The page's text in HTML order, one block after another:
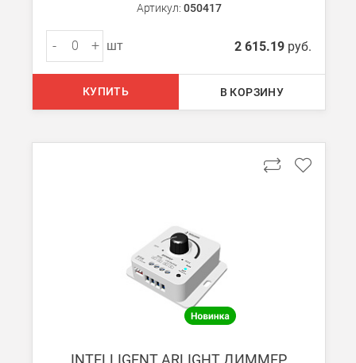
Мы можем отправить ваш заказ транспортной компанией в
Доставка до ТК от 7000 руб. БЕСПЛАТНО.
Подробнее обоплате и доставке
Артикул: 050417
- + шт 2 615.19 руб.
КУПИТЬ В КОРЗИНУ
INTELLIGENT ARLIGHT ДИММЕР